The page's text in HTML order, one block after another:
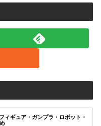
ィギュア・ガンプラ・ロボット・